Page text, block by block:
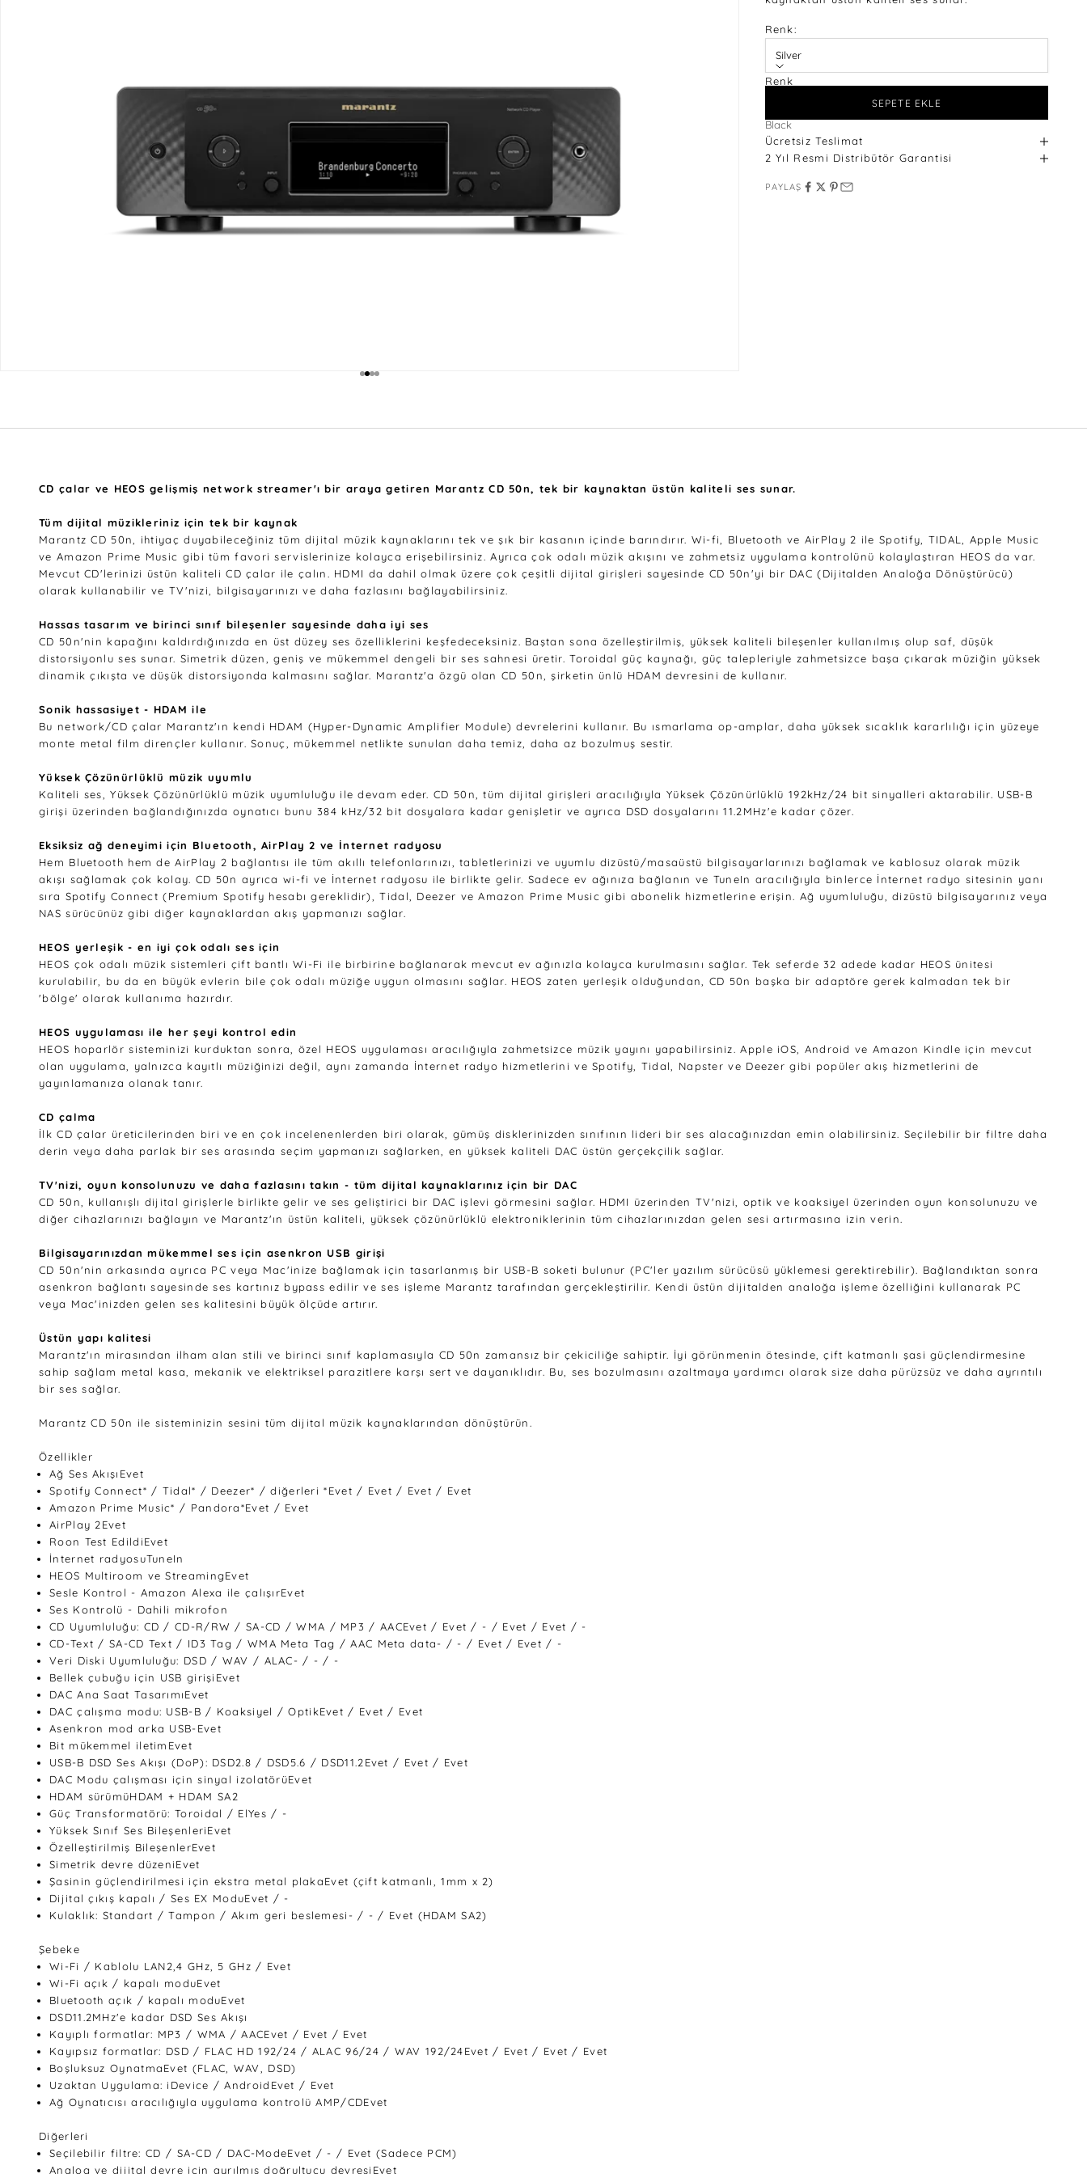
1 ögesine git
2 ögesine git
3 ögesine git
4 ögesine git
Renk:
Silver
Renk
Black
SEPETE EKLE
Ücretsiz Teslimat
2 Yıl Resmi Distribütör Garantisi
PAYLAŞ
CD çalar ve HEOS gelişmiş network streamer'ı bir araya getiren Marantz CD 50n, tek bir kaynaktan üstün kaliteli ses sunar.
Tüm dijital müzikleriniz için tek bir kaynak
Marantz CD 50n, ihtiyaç duyabileceğiniz tüm dijital müzik kaynaklarını tek ve şık bir kasanın içinde barındırır. Wi-fi, Bluetooth ve AirPlay 2 ile Spotify, TIDAL, Apple Music
ve Amazon Prime Music gibi tüm favori servislerinize kolayca erişebilirsiniz. Ayrıca çok odalı müzik akışını ve zahmetsiz uygulama kontrolünü kolaylaştıran HEOS da var.
Mevcut CD'lerinizi üstün kaliteli CD çalar ile çalın. HDMI da dahil olmak üzere çok çeşitli dijital girişleri sayesinde CD 50n'yi bir DAC (Dijitalden Analoğa Dönüştürücü)
olarak kullanabilir ve TV'nizi, bilgisayarınızı ve daha fazlasını bağlayabilirsiniz.
Hassas tasarım ve birinci sınıf bileşenler sayesinde daha iyi ses
CD 50n'nin kapağını kaldırdığınızda en üst düzey ses özelliklerini keşfedeceksiniz. Baştan sona özelleştirilmiş, yüksek kaliteli bileşenler kullanılmış olup saf, düşük
distorsiyonlu ses sunar. Simetrik düzen, geniş ve mükemmel dengeli bir ses sahnesi üretir. Toroidal güç kaynağı, güç talepleriyle zahmetsizce başa çıkarak müziğin yüksek
dinamik çıkışta ve düşük distorsiyonda kalmasını sağlar. Marantz'a özgü olan CD 50n, şirketin ünlü HDAM devresini de kullanır.
Sonik hassasiyet - HDAM ile
Bu network/CD çalar Marantz'ın kendi HDAM (Hyper-Dynamic Amplifier Module) devrelerini kullanır. Bu ısmarlama op-amplar, daha yüksek sıcaklık kararlılığı için yüzeye
monte metal film dirençler kullanır. Sonuç, mükemmel netlikte sunulan daha temiz, daha az bozulmuş sestir.
Yüksek Çözünürlüklü müzik uyumlu
Kaliteli ses, Yüksek Çözünürlüklü müzik uyumluluğu ile devam eder. CD 50n, tüm dijital girişleri aracılığıyla Yüksek Çözünürlüklü 192kHz/24 bit sinyalleri aktarabilir. USB-B
girişi üzerinden bağlandığınızda oynatıcı bunu 384 kHz/32 bit dosyalara kadar genişletir ve ayrıca DSD dosyalarını 11.2MHz'e kadar çözer.
Eksiksiz ağ deneyimi için Bluetooth, AirPlay 2 ve İnternet radyosu
Hem Bluetooth hem de AirPlay 2 bağlantısı ile tüm akıllı telefonlarınızı, tabletlerinizi ve uyumlu dizüstü/masaüstü bilgisayarlarınızı bağlamak ve kablosuz olarak müzik
akışı sağlamak çok kolay. CD 50n ayrıca wi-fi ve İnternet radyosu ile birlikte gelir. Sadece ev ağınıza bağlanın ve TuneIn aracılığıyla binlerce İnternet radyo sitesinin yanı
sıra Spotify Connect (Premium Spotify hesabı gereklidir), Tidal, Deezer ve Amazon Prime Music gibi abonelik hizmetlerine erişin. Ağ uyumluluğu, dizüstü bilgisayarınız veya
NAS sürücünüz gibi diğer kaynaklardan akış yapmanızı sağlar.
HEOS yerleşik - en iyi çok odalı ses için
HEOS çok odalı müzik sistemleri çift bantlı Wi-Fi ile birbirine bağlanarak mevcut ev ağınızla kolayca kurulmasını sağlar. Tek seferde 32 adede kadar HEOS ünitesi
kurulabilir, bu da en büyük evlerin bile çok odalı müziğe uygun olmasını sağlar. HEOS zaten yerleşik olduğundan, CD 50n başka bir adaptöre gerek kalmadan tek bir
'bölge' olarak kullanıma hazırdır.
HEOS uygulaması ile her şeyi kontrol edin
HEOS hoparlör sisteminizi kurduktan sonra, özel HEOS uygulaması aracılığıyla zahmetsizce müzik yayını yapabilirsiniz. Apple iOS, Android ve Amazon Kindle için mevcut
olan uygulama, yalnızca kayıtlı müziğinizi değil, aynı zamanda İnternet radyo hizmetlerini ve Spotify, Tidal, Napster ve Deezer gibi popüler akış hizmetlerini de
yayınlamanıza olanak tanır.
CD çalma
İlk CD çalar üreticilerinden biri ve en çok incelenenlerden biri olarak, gümüş disklerinizden sınıfının lideri bir ses alacağınızdan emin olabilirsiniz. Seçilebilir bir filtre daha
derin veya daha parlak bir ses arasında seçim yapmanızı sağlarken, en yüksek kaliteli DAC üstün gerçekçilik sağlar.
TV'nizi, oyun konsolunuzu ve daha fazlasını takın - tüm dijital kaynaklarınız için bir DAC
CD 50n, kullanışlı dijital girişlerle birlikte gelir ve ses geliştirici bir DAC işlevi görmesini sağlar. HDMI üzerinden TV'nizi, optik ve koaksiyel üzerinden oyun konsolunuzu ve
diğer cihazlarınızı bağlayın ve Marantz'ın üstün kaliteli, yüksek çözünürlüklü elektroniklerinin tüm cihazlarınızdan gelen sesi artırmasına izin verin.
Bilgisayarınızdan mükemmel ses için asenkron USB girişi
CD 50n'nin arkasında ayrıca PC veya Mac'inize bağlamak için tasarlanmış bir USB-B soketi bulunur (PC'ler yazılım sürücüsü yüklemesi gerektirebilir). Bağlandıktan sonra
asenkron bağlantı sayesinde ses kartınız bypass edilir ve ses işleme Marantz tarafından gerçekleştirilir. Kendi üstün dijitalden analoğa işleme özelliğini kullanarak PC
veya Mac'inizden gelen ses kalitesini büyük ölçüde artırır.
Üstün yapı kalitesi
Marantz'ın mirasından ilham alan stili ve birinci sınıf kaplamasıyla CD 50n zamansız bir çekiciliğe sahiptir. İyi görünmenin ötesinde, çift katmanlı şasi güçlendirmesine
sahip sağlam metal kasa, mekanik ve elektriksel parazitlere karşı sert ve dayanıklıdır. Bu, ses bozulmasını azaltmaya yardımcı olarak size daha pürüzsüz ve daha ayrıntılı
bir ses sağlar.
Marantz CD 50n ile sisteminizin sesini tüm dijital müzik kaynaklarından dönüştürün.
Özellikler
Ağ Ses AkışıEvet
Spotify Connect* / Tidal* / Deezer* / diğerleri *Evet / Evet / Evet / Evet
Amazon Prime Music* / Pandora*Evet / Evet
AirPlay 2Evet
Roon Test EdildiEvet
İnternet radyosuTuneIn
HEOS Multiroom ve StreamingEvet
Sesle Kontrol - Amazon Alexa ile çalışırEvet
Ses Kontrolü - Dahili mikrofon
CD Uyumluluğu: CD / CD-R/RW / SA-CD / WMA / MP3 / AACEvet / Evet / - / Evet / Evet / -
CD-Text / SA-CD Text / ID3 Tag / WMA Meta Tag / AAC Meta data- / - / Evet / Evet / -
Veri Diski Uyumluluğu: DSD / WAV / ALAC- / - / -
Bellek çubuğu için USB girişiEvet
DAC Ana Saat TasarımıEvet
DAC çalışma modu: USB-B / Koaksiyel / OptikEvet / Evet / Evet
Asenkron mod arka USB-Evet
Bit mükemmel iletimEvet
USB-B DSD Ses Akışı (DoP): DSD2.8 / DSD5.6 / DSD11.2Evet / Evet / Evet
DAC Modu çalışması için sinyal izolatörüEvet
HDAM sürümüHDAM + HDAM SA2
Güç Transformatörü: Toroidal / ElYes / -
Yüksek Sınıf Ses BileşenleriEvet
Özelleştirilmiş BileşenlerEvet
Simetrik devre düzeniEvet
Şasinin güçlendirilmesi için ekstra metal plakaEvet (çift katmanlı, 1mm x 2)
Dijital çıkış kapalı / Ses EX ModuEvet / -
Kulaklık: Standart / Tampon / Akım geri beslemesi- / - / Evet (HDAM SA2)
Şebeke
Wi-Fi / Kablolu LAN2,4 GHz, 5 GHz / Evet
Wi-Fi açık / kapalı moduEvet
Bluetooth açık / kapalı moduEvet
DSD11.2MHz'e kadar DSD Ses Akışı
Kayıplı formatlar: MP3 / WMA / AACEvet / Evet / Evet
Kayıpsız formatlar: DSD / FLAC HD 192/24 / ALAC 96/24 / WAV 192/24Evet / Evet / Evet / Evet
Boşluksuz OynatmaEvet (FLAC, WAV, DSD)
Uzaktan Uygulama: iDevice / AndroidEvet / Evet
Ağ Oynatıcısı aracılığıyla uygulama kontrolü AMP/CDEvet
Diğerleri
Seçilebilir filtre: CD / SA-CD / DAC-ModeEvet / - / Evet (Sadece PCM)
Analog ve dijital devre için ayrılmış doğrultucu devresiEvet